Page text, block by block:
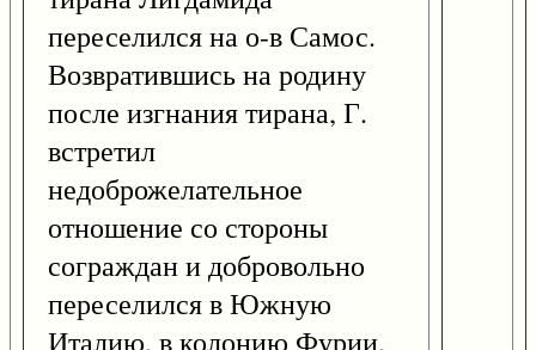
переселился на о-в Самос.
Возвратившись на родину
после изгнания тирана, Г.
встретил
недоброжелательное
отношение со стороны
сограждан и добровольно
переселился в Южную
Италию, в колонию Фурии,